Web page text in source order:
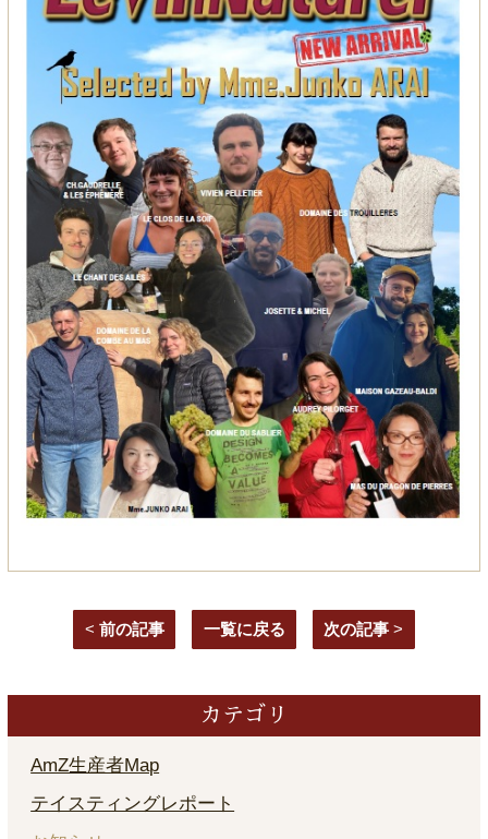
< 前の記事 一覧に戻る 次の記事 >
カテゴリ
AmZ生産者Map
テイスティングレポート